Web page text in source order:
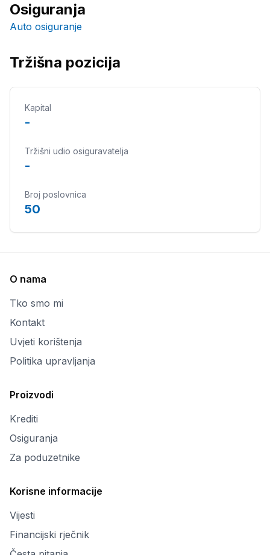
Osiguranja
Auto osiguranje
Tržišna pozicija
Kapital
-
Tržišni udio osiguravatelja
-
Broj poslovnica
50
O nama
Tko smo mi
Kontakt
Uvjeti korištenja
Politika upravljanja
Proizvodi
Krediti
Osiguranja
Za poduzetnike
Korisne informacije
Vijesti
Financijski rječnik